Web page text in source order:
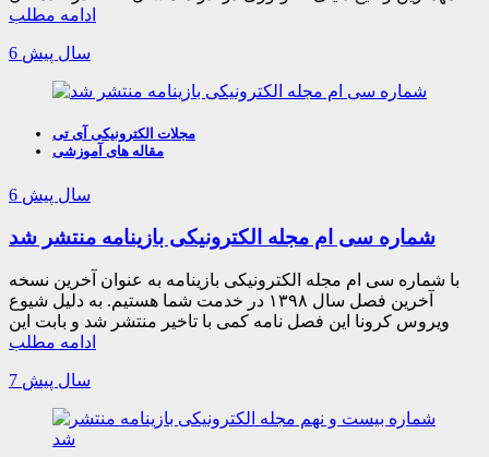
ادامه مطلب
6 سال پیش
مجلات الکترونیکی آی تی
مقاله های آموزشی
6 سال پیش
شماره سی ام مجله الکترونیکی بازینامه منتشر شد
با شماره سی ام مجله الکترونیکی بازینامه به عنوان آخرین نسخه
آخرین فصل سال ۱۳۹۸ در خدمت شما هستیم. به دلیل شیوع
ویروس کرونا این فصل نامه کمی با تاخیر منتشر شد و بابت این
ادامه مطلب
7 سال پیش